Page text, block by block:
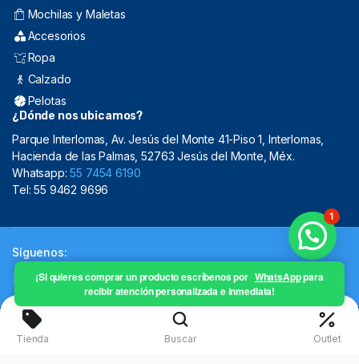
Mochilas y Maletas
Accesorios
Ropa
Calzado
Pelotas
¿Dónde nos ubicamos?
Parque Interlomas, Av. Jesús del Monte 41-Piso 1, Interlomas,
Hacienda de las Palmas, 52763 Jesús del Monte, Méx.
Whatsapp:55 7454 6190
Tel: 55 9462 9696
Síguenos:
Copyright 2024 © Mistral Sporting Goods 2024
¡Si quieres comprar un producto escríbenos por WhatsApppara
recibir atención personalizada e inmediata!
Tienda Buscar Outlet
1